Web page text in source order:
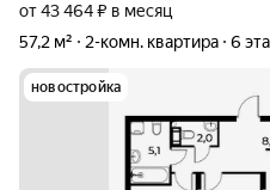
от 43 464 ₽ в месяц
57,2 м²
2-комн. квартира 6
новостройка